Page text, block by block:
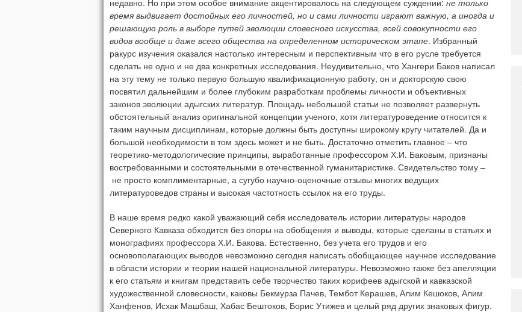
недавно. Но при этом особое внимание акцентировалось на следующем суждении: не только
время выдвигает достойных его личностей, но и сами личности играют важную, а иногда и
решающую роль в выборе путей эволюции словесного искусства, всей совокупности его
видов вообще и даже всего общества на определенном историческом этапе. Избранный
ракурс изучения оказался настолько интересным и перспективным что в его русле требуется
сделать не одно и не два конкретных исследования. Неудивительно, что Хангери Баков написал
на эту тему не только первую большую квалификационную работу, он и докторскую свою
посвятил дальнейшим и более глубоким разработкам проблемы личности и объективных
законов эволюции адыгских литератур. Площадь небольшой статьи не позволяет развернуть
обстоятельный анализ оригинальной концепции ученого, хотя литературоведение относится к
таким научным дисциплинам, которые должны быть доступны широкому кругу читателей. Да и
большой необходимости в том здесь может и не быть. Достаточно отметить главное – что
теоретико-методологические принципы, выработанные профессором Х.И. Баковым, признаны
востребованными и состоятельными в отечественной гуманитаристике. Свидетельство тому –
не просто комплиментарные, а сугубо научно-оценочные отзывы многих ведущих
литературоведов страны и высокая частотность ссылок на его труды.
В наше время редко какой уважающий себя исследователь истории литературы народов
Северного Кавказа обходится без опоры на обобщения и выводы, которые сделаны в статьях и
монографиях профессора Х.И. Бакова. Естественно, без учета его трудов и его
основополагающих выводов невозможно сегодня написать обобщающее научное исследование
в области истории и теории нашей национальной литературы. Невозможно также без апелляции
к его статьям и книгам представить себе творчество таких корифеев адыгской и кавказской
художественной словесности, каковы Бекмурза Пачев, Тембот Керашев, Алим Кешоков, Алим
Ханфенов, Исхак Машбаш, Хабас Бештоков, Борис Утижев и целый ряд других знаковых фигур.